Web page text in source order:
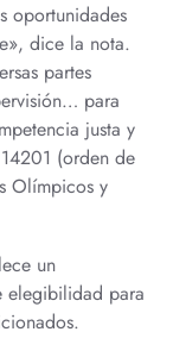
oportunidades
dice la nota.
partes
para
justa y
(orden de
Olímpicos y
un
elegibilidad para